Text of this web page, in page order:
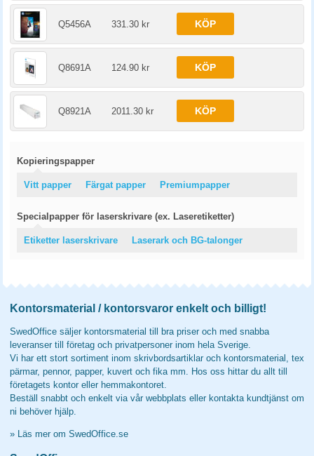
Q5456A 331.30 kr KÖP
Q8691A 124.90 kr KÖP
Q8921A 2011.30 kr KÖP
Kopieringspapper
Vitt papper Färgat papper Premiumpapper
Specialpapper för laserskrivare (ex. Laseretiketter)
Etiketter laserskrivare Laserark och BG-talonger
Kontorsmaterial / kontorsvaror enkelt och billigt!
SwedOffice säljer kontorsmaterial till bra priser och med snabba
leveranser till företag och privatpersoner inom hela Sverige.
Vi har ett stort sortiment inom skrivbordsartiklar och kontorsmaterial, tex
pärmar, pennor, papper, kuvert och fika mm. Hos oss hittar du allt till
företagets kontor eller hemmakontoret.
Beställ snabbt och enkelt via vår webbplats eller kontakta kundtjänst om
ni behöver hjälp.
» Läs mer om SwedOffice.se